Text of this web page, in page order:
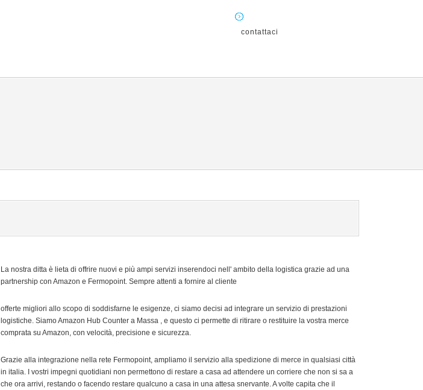
contattaci
La nostra ditta è lieta di offrire nuovi e più ampi servizi inserendoci nell' ambito della logistica grazie ad una
partnership con Amazon e Fermopoint. Sempre attenti a fornire al cliente
offerte migliori allo scopo di soddisfarne le esigenze, ci siamo decisi ad integrare un servizio di prestazioni
logistiche. Siamo Amazon Hub Counter a Massa , e questo ci permette di ritirare o restituire la vostra merce
comprata su Amazon, con velocità, precisione e sicurezza.
Grazie alla integrazione nella rete Fermopoint, ampliamo il servizio alla spedizione di merce in qualsiasi città
in italia. I vostri impegni quotidiani non permettono di restare a casa ad attendere un corriere che non si sa a
che ora arrivi, restando o facendo restare qualcuno a casa in una attesa snervante. A volte capita che il